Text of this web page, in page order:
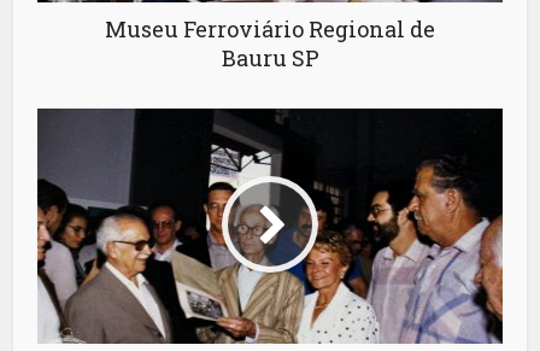
Museu Ferroviário Regional de
Bauru SP